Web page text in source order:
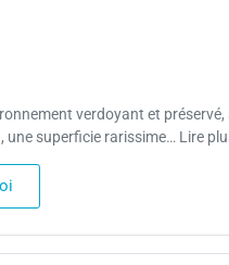
verdoyant et préservé,
une superficie rarissime… Lire